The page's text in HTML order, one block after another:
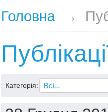
Головна→
Категорія: